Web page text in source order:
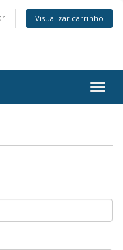
Visualizar carrinho